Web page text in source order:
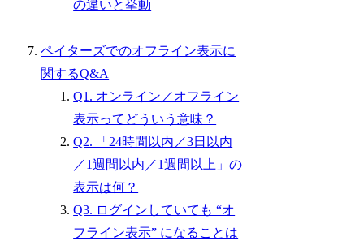
の違いと挙動
ペイターズでのオフライン表示に
関するQ&A
Q1. オンライン／オフライン
表示ってどういう意味？
Q2. 「24時間以内／3日以内
／1週間以内／1週間以上」の
表示は何？
Q3. ログインしていても “オ
フライン表示” になることは